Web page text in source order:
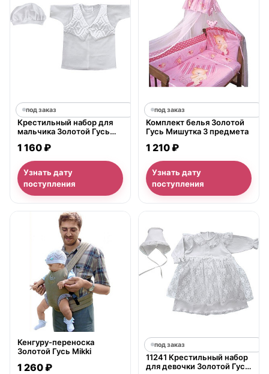
под заказ
Крестильный набор для
мальчика Золотой Гусь
1 160 ₽
Узнать дату
поступления
под заказ
Комплект белья Золотой
Гусь Мишутка 3 предмета
1 210 ₽
Узнать дату
поступления
нет в продаже
Кенгуру-переноска
Золотой Гусь Mikki
1 260 ₽
под заказ
11241 Крестильный набор
для девочки Золотой Гусь